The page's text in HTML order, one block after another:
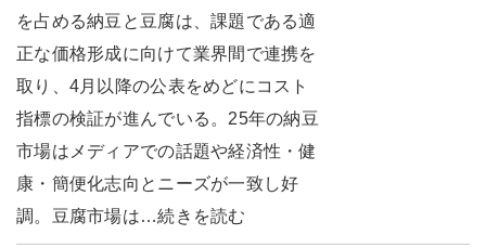
を占める納豆と豆腐は、課題である適
正な価格形成に向けて業界間で連携を
取り、4月以降の公表をめどにコスト
指標の検証が進んでいる。25年の納豆
市場はメディアでの話題や経済性・健
康・簡便化志向とニーズが一致し好
調。豆腐市場は…続きを読む